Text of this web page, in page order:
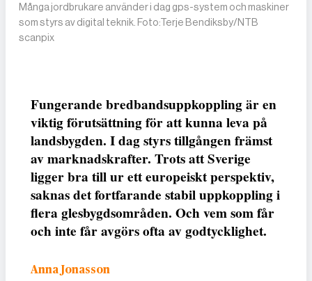
Många jordbrukare använder i dag gps-system och maskiner
som styrs av digital teknik. Foto:Terje Bendiksby/NTB
scanpix
Fungerande bredbandsuppkoppling är en
viktig förutsättning för att kunna leva på
landsbygden. I dag styrs tillgången främst
av marknadskrafter. Trots att Sverige
ligger bra till ur ett europeiskt perspektiv,
saknas det fortfarande stabil uppkoppling i
flera glesbygdsområden. Och vem som får
och inte får avgörs ofta av godtycklighet.
Anna Jonasson